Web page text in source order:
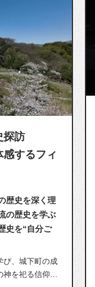
楽のまち浜松で“
の仕組み、文化、
間
・技術・文化」を体系
、楽器の構造、音色の
使った表現活動や創造
松市楽器博物館では世界
、音の違いが生まれる背
ーションロードでは楽器